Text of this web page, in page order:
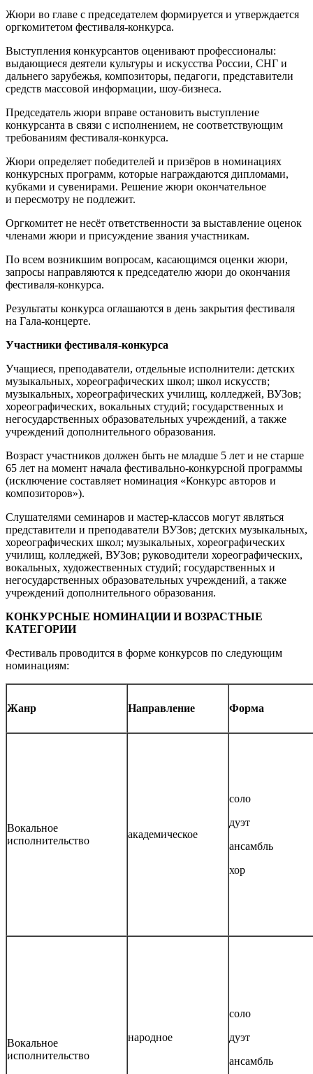
Жюри во главе с председателем формируется и утверждается
оргкомитетом фестиваля-конкурса.
Выступления конкурсантов оценивают профессионалы:
выдающиеся деятели культуры и искусства России, СНГ и
дальнего зарубежья, композиторы, педагоги, представители
средств массовой информации, шоу-бизнеса.
Председатель жюри вправе остановить выступление
конкурсанта в связи с исполнением, не соответствующим
требованиям фестиваля-конкурса.
Жюри определяет победителей и призёров в номинациях
конкурсных программ, которые награждаются дипломами,
кубками и сувенирами. Решение жюри окончательное
и пересмотру не подлежит.
Оргкомитет не несёт ответственности за выставление оценок
членами жюри и присуждение звания участникам.
По всем возникшим вопросам, касающимся оценки жюри,
запросы направляются к председателю жюри до окончания
фестиваля-конкурса.
Результаты конкурса оглашаются в день закрытия фестиваля
на Гала-концерте.
Участники фестиваля-конкурса
Учащиеся, преподаватели, отдельные исполнители: детских
музыкальных, хореографических школ; школ искусств;
музыкальных, хореографических училищ, колледжей, ВУЗов;
хореографических, вокальных студий; государственных и
негосударственных образовательных учреждений, а также
учреждений дополнительного образования.
Возраст участников должен быть не младше 5 лет и не старше
65 лет на момент начала фестивально-конкурсной программы
(исключение составляет номинация «Конкурс авторов и
композиторов»).
Слушателями семинаров и мастер-классов могут являться
представители и преподаватели ВУЗов; детских музыкальных,
хореографических школ; музыкальных, хореографических
училищ, колледжей, ВУЗов; руководители хореографических,
вокальных, художественных студий; государственных и
негосударственных образовательных учреждений, а также
учреждений дополнительного образования.
КОНКУРСНЫЕ НОМИНАЦИИ И ВОЗРАСТНЫЕ
КАТЕГОРИИ
Фестиваль проводится в форме конкурсов по следующим
номинациям:
Жанр Направление Форма
Вокальное
исполнительство
академическое
соло
дуэт
ансамбль
хор
Вокальное
исполнительство
народное
соло
дуэт
ансамбль